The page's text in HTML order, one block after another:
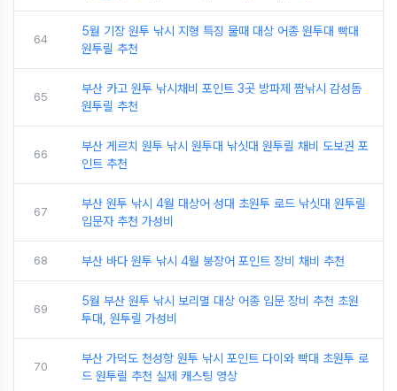
64
5월 기장 원투 낚시 지형 특징 물때 대상 어종 원투대 빡대
원투릴 추천
65
부산 카고 원투 낚시채비 포인트 3곳 방파제 짬낚시 감성돔
원투릴 추천
66
부산 게르치 원투 낚시 원투대 낚싯대 원투릴 채비 도보권 포
인트 추천
67
부산 원투 낚시 4월 대상어 성대 초원투 로드 낚싯대 원투릴
입문자 추천 가성비
68 부산 바다 원투 낚시 4월 붕장어 포인트 장비 채비 추천
69
5월 부산 원투 낚시 보리멸 대상 어종 입문 장비 추천 초원
투대, 원투릴 가성비
70
부산 가덕도 천성항 원투 낚시 포인트 다이와 빡대 초원투 로
드 원투릴 추천 실제 캐스팅 영상